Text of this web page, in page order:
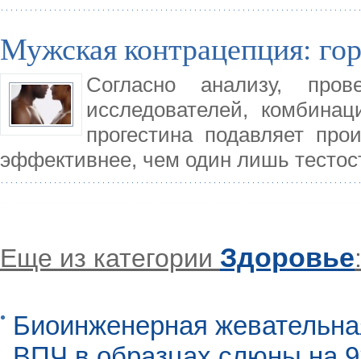
Мужская контрацепция:
Согласно анализу,
исследователей,
прогестина подавляет
эффективнее, чем один лишь
Еще из категории Здоровье:
Биоинженерная